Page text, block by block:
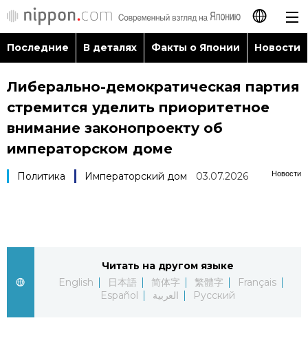
日本語
English
简体字
العربية
Последние
В деталях
Новости
Путеводитель по Японии
Последние В деталях Факты о Японии Новости
Либерально-демократическая партия
стремится уделить приоритетное
внимание законопроекту об
императорском доме
Новости
Политика Императорский дом 03.07.2026
Читать на другом языке
English
日本語 简体字 繁體字
Français
Español
العربية Русский